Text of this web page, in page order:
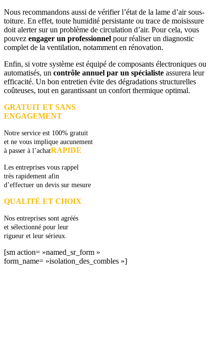
Nous recommandons aussi de vérifier l’état de la lame d’air sous-
toiture. En effet, toute humidité persistante ou trace de moisissure
doit alerter sur un problème de circulation d’air. Pour cela, vous
pouvez engager un professionnel pour réaliser un diagnostic
complet de la ventilation, notamment en rénovation.
Enfin, si votre système est équipé de composants électroniques ou
automatisés, un contrôle annuel par un spécialiste assurera leur
efficacité. Un bon entretien évite des dégradations structurelles
coûteuses, tout en garantissant un confort thermique optimal.
GRATUIT ET SANS
ENGAGEMENT
Notre service est 100% gratuit
et ne vous implique aucunement
à passer à l’achatRAPIDE
Les entreprises vous rappel
très rapidement afin
d’effectuer un devis sur mesure
QUALITÉ ET CHOIX
Nos entreprises sont agréés
et sélectionné pour leur
rigueur et leur sérieux.
[sm action= »named_sr_form »
form_name= »isolation_des_combles »]